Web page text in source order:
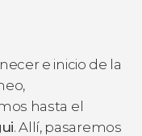
e inicio de la
hasta el
. Allí, pasaremos